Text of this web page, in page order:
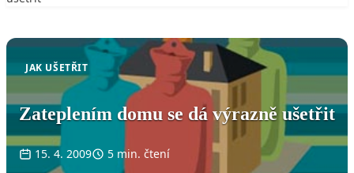
JAK UŠETŘIT
Zateplením domu se dá výrazně ušetřit
15. 4. 2009 5 min. čtení